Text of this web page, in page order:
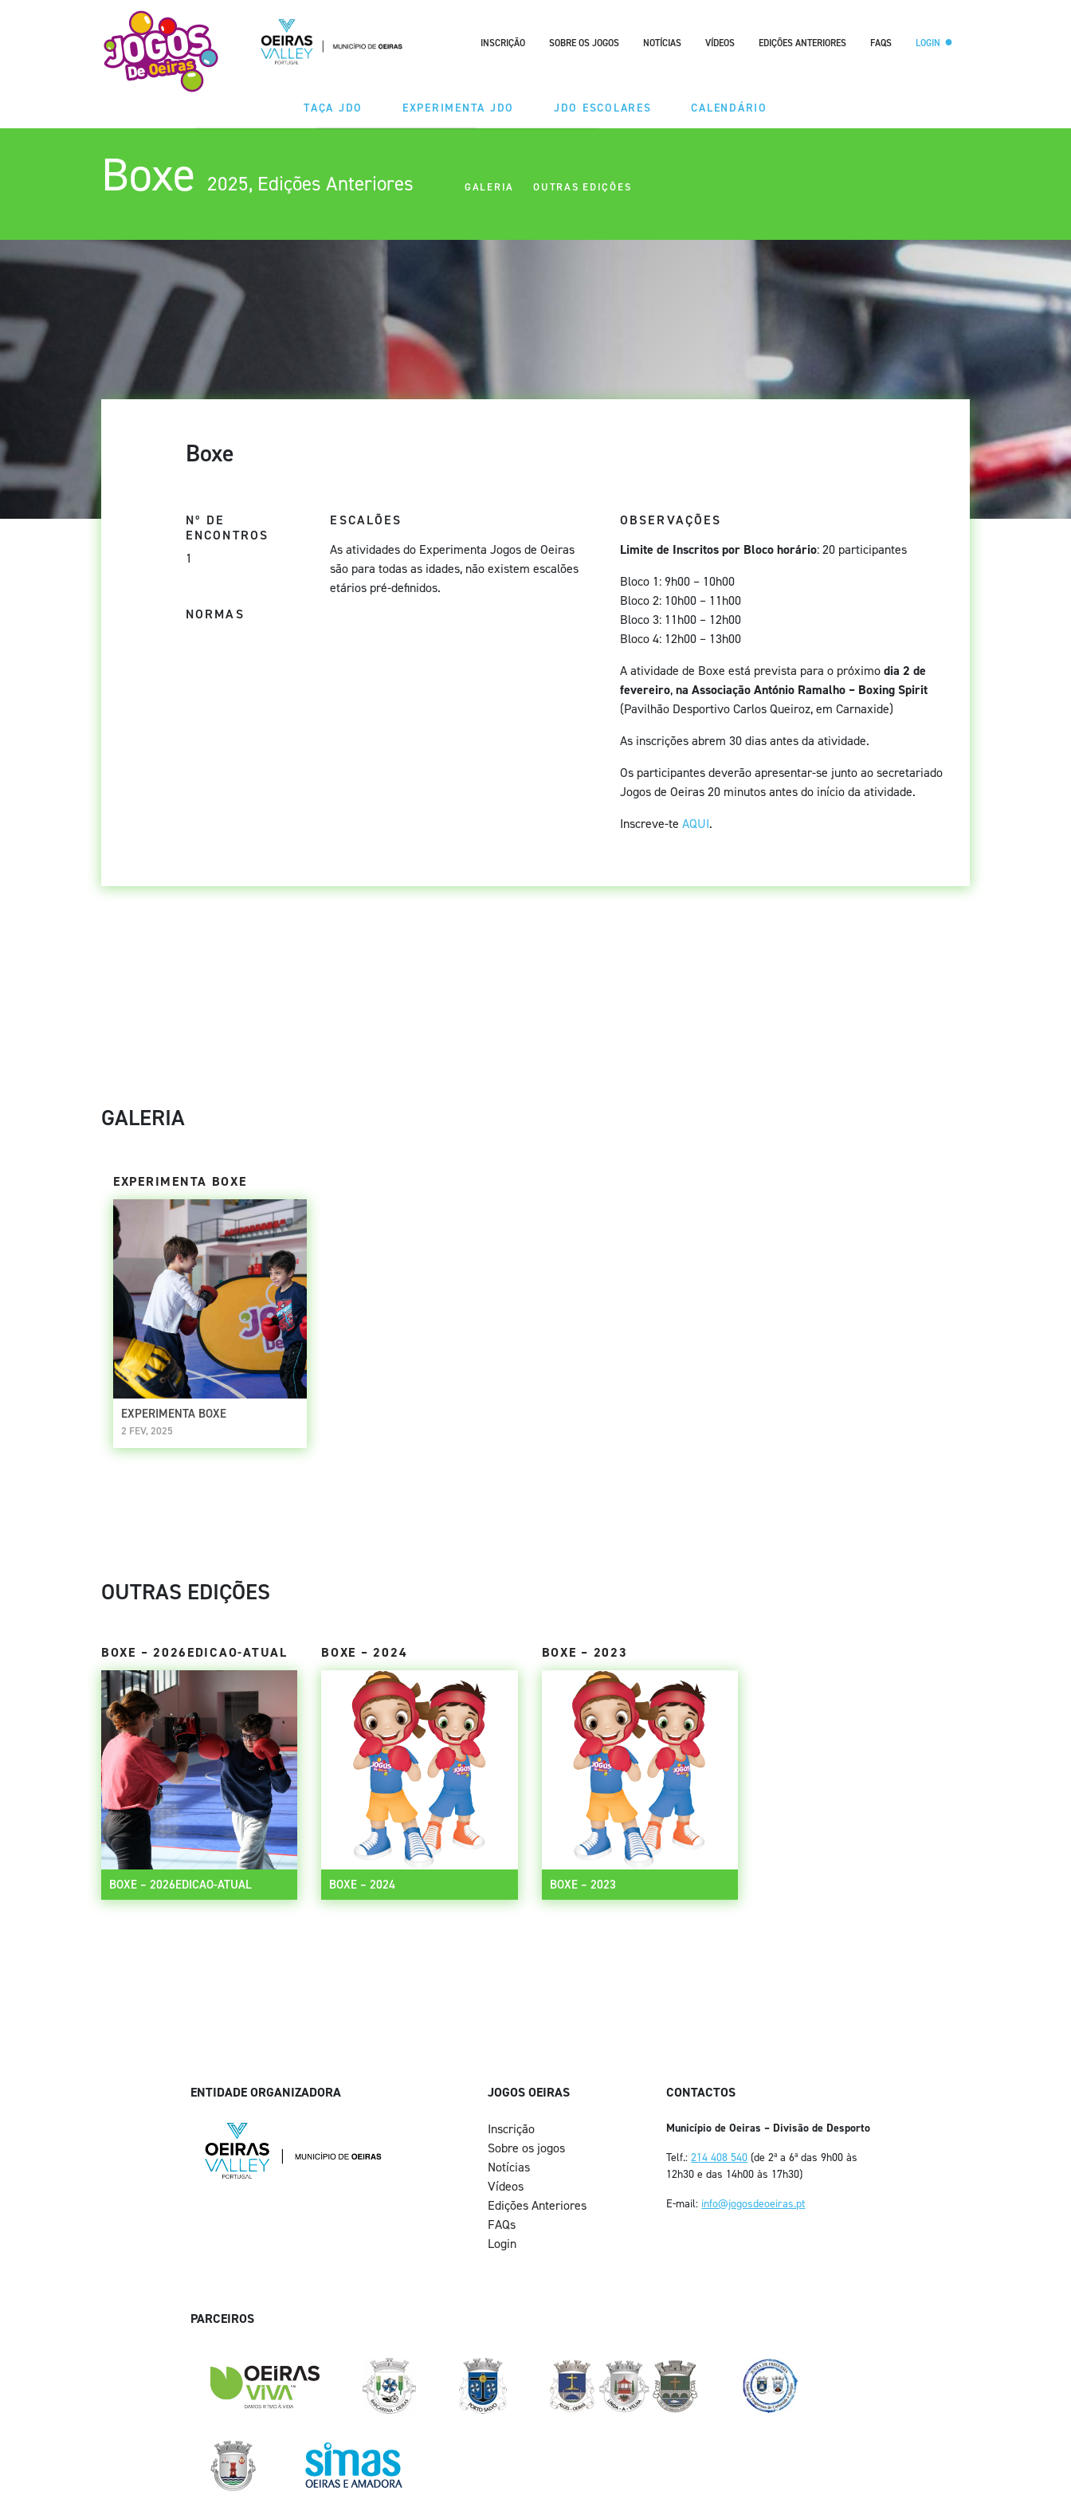
INSCRIÇÃO SOBRE OS JOGOS NOTÍCIAS VÍDEOS EDIÇÕES ANTERIORES FAQS LOGIN
TAÇA JDO
CLASSIFICAÇÃO TAÇA
CALENDÁRIO
EXPERIMENTA JDO JDO ESCOLARES CALENDÁRIO
Boxe 2025, Edições Anteriores GALERIA OUTRAS EDIÇÕES
Boxe
Nº DE
ENCONTROS
1
NORMAS
ESCALÕES
As atividades do Experimenta Jogos de Oeiras
são para todas as idades, não existem escalões
etários pré-definidos.
OBSERVAÇÕES
Limite de Inscritos por Bloco horário: 20 participantes
Bloco 1: 9h00 – 10h00
Bloco 2: 10h00 – 11h00
Bloco 3: 11h00 – 12h00
Bloco 4: 12h00 – 13h00
A atividade de Boxe está prevista para o próximodia 2 de
fevereiro,na Associação António Ramalho – Boxing Spirit
(Pavilhão Desportivo Carlos Queiroz, em Carnaxide)
As inscrições abrem 30 dias antes da atividade.
Os participantes deverão apresentar-se junto ao secretariado
Jogos de Oeiras 20 minutos antes do início da atividade.
Inscreve-te AQUI.
GALERIA
EXPERIMENTA BOXE
EXPERIMENTA BOXE
2 FEV, 2025
OUTRAS EDIÇÕES
BOXE – 2026EDICAO-ATUAL
BOXE – 2026EDICAO-ATUAL
BOXE – 2024
BOXE – 2024
BOXE – 2023
BOXE – 2023
ENTIDADE ORGANIZADORA JOGOS OEIRAS
Inscrição
Sobre os jogos
Notícias
Vídeos
Edições Anteriores
FAQs
Login
CONTACTOS
Município de Oeiras – Divisão de Desporto
Telf.:214 408 540 (de 2ª a 6ª das 9h00 às
12h30 e das 14h00 às 17h30)
E-mail: info@jogosdeoeiras.pt
PARCEIROS